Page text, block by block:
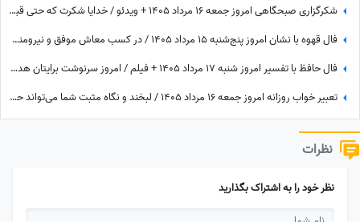
شکرگزاری صبحگاهی امروز جمعه 16 مرداد 1405 + ویدئو / خدایا شکرت که حتی قبل از رسیدن آرزوهایم، آرامشِ ایمان به اجابت را در دلم قرار دادی
فال قهوه با نشان امروز پنج‌شنبه 15 مرداد 1405 / در کسب معاش موفق و نیرومند هستید و بر دشمنان غلبه می‌کنید مخصوصا بر ...
فال حافظ با تفسیر امروز شنبه 17 مرداد 1405 + فیلم / امروز سرنوشت برایتان هدیه‌ای بزرگ کنار گذاشته؛ شادی و موفقیت خیلی زود درِ خانه‌تان را می‌زنند!
تعبیر خواب روزانه امروز جمعه 16 مرداد 1405 / لبخند و نگاه مثبت شما می‌تواند حال خودتان و اطرافیانتان را بهتر کند
نظرات
نظر خود را به اشتراک بگذارید